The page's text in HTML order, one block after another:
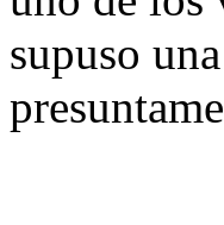
supuso